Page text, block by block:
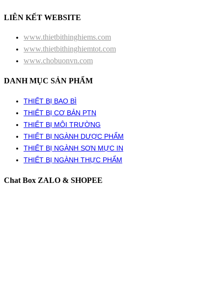
LIÊN KẾT WEBSITE
www.thietbithinghiems.com
www.thietbithinghiemtot.com
www.chobuonvn.com
DANH MỤC SẢN PHẨM
THIẾT BỊ BAO BÌ
THIẾT BỊ CƠ BẢN PTN
THIẾT BỊ MÔI TRƯỜNG
THIẾT BỊ NGÀNH DƯỢC PHẨM
THIẾT BỊ NGÀNH SƠN MỰC IN
THIẾT BỊ NGÀNH THỰC PHẨM
Chat Box ZALO & SHOPEE